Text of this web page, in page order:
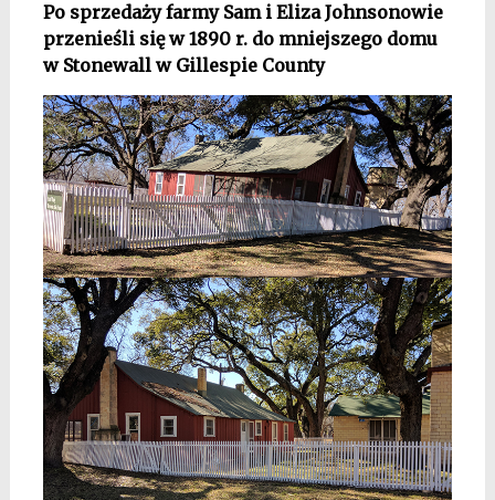
Po sprzedaży farmy Sam i Eliza Johnsonowie
przenieśli się w 1890 r. do mniejszego domu
w Stonewall w Gillespie County